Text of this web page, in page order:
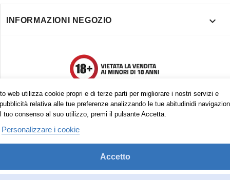
web utilizza cookie propri e di terze parti per migliorare i nostri servizi e
relativa alle tue preferenze analizzando le tue abitudinidi
tuo consenso al suo utilizzo, premi il pulsante Accetta.
Personalizzare i cookie
Accetto
INFORMAZIONI NEGOZIO 
Trovaci anche su: